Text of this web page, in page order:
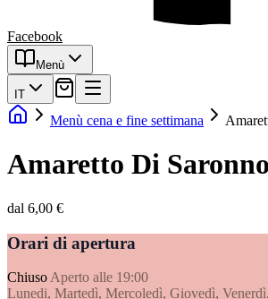
Facebook
Menù
IT
Menù cena e fine settimana
Amaretto Di Saronno
dal 6,00 €
Orari di apertura
Chiuso Aperto alle 19:00
Lunedi, Martedì, Mercoledì, Giovedì,